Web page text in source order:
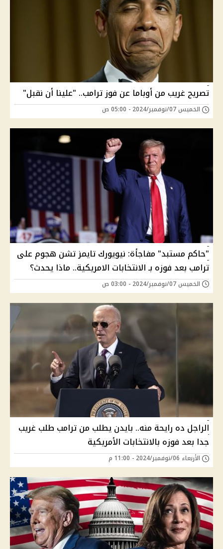
تصريح غريب من أوباما عن فوز ترامب.. "علينا أن نقبل"
الخميس 07/نوفمبر/2024 - 05:00 ص
"حاكم مستبد" مفاجأة: نيويورك تايمز تشن هجوم على
ترامب بعد فوزه بـ الانتخابات الامريكية.. ماذا يحدث؟
الخميس 07/نوفمبر/2024 - 03:00 ص
الراجل ده رايحة منه.. بايدن يطلب من ترامب طلب غريب
جدا بعد فوزه بالانتخابات الأمريكية
الأربعاء 06/نوفمبر/2024 - 11:00 م